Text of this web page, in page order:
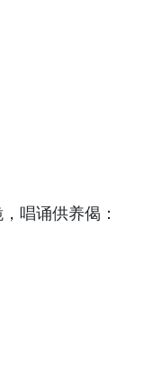
唱诵供养偈：